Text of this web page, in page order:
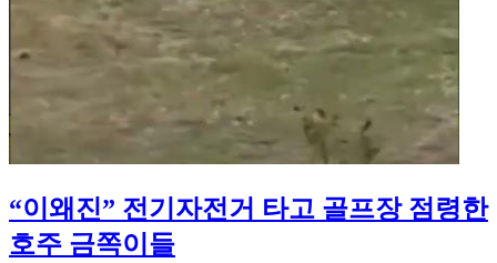
“이왜진” 전기자전거 타고 골프장 점령한
호주 금쪽이들